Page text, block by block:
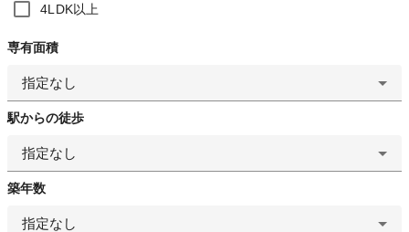
4LDK以上
専有面積
指定なし
駅からの徒歩
指定なし
築年数
指定なし